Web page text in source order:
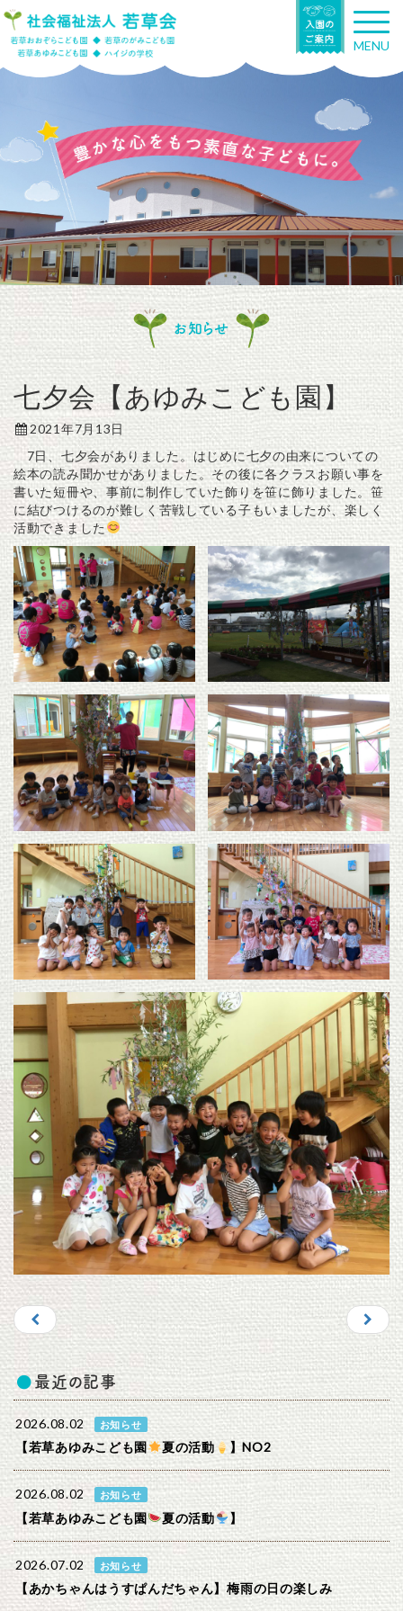
T
o
g
n
g
a
t
n
MENU
お知らせ
七夕会【あゆみこども園】
2021年7月13日
7日、七夕会がありました。はじめに七夕の由来についての
絵本の読み聞かせがありました。その後に各クラスお願い事を
書いた短冊や、事前に制作していた飾りを笹に飾りました。笹
に結びつけるのが難しく苦戦している子もいましたが、楽しく
活動できました
最近の記事
2026.08.02 お知らせ
【若草あゆみこども園 夏の活動 】NO2
2026.08.02 お知らせ
【若草あゆみこども園 夏の活動 】
2026.07.02 お知らせ
【あかちゃんはうすぱんだちゃん】梅雨の日の楽しみ